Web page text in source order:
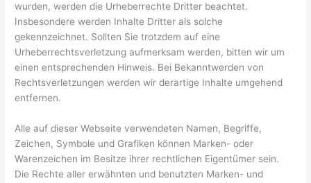
wurden, werden die Urheberrechte Dritter beachtet.
Insbesondere werden Inhalte Dritter als solche
gekennzeichnet. Sollten Sie trotzdem auf eine
Urheberrechtsverletzung aufmerksam werden, bitten wir um
einen entsprechenden Hinweis. Bei Bekanntwerden von
Rechtsverletzungen werden wir derartige Inhalte umgehend
entfernen.
Alle auf dieser Webseite verwendeten Namen, Begriffe,
Zeichen, Symbole und Grafiken können Marken- oder
Warenzeichen im Besitze ihrer rechtlichen Eigentümer sein.
Die Rechte aller erwähnten und benutzten Marken- und